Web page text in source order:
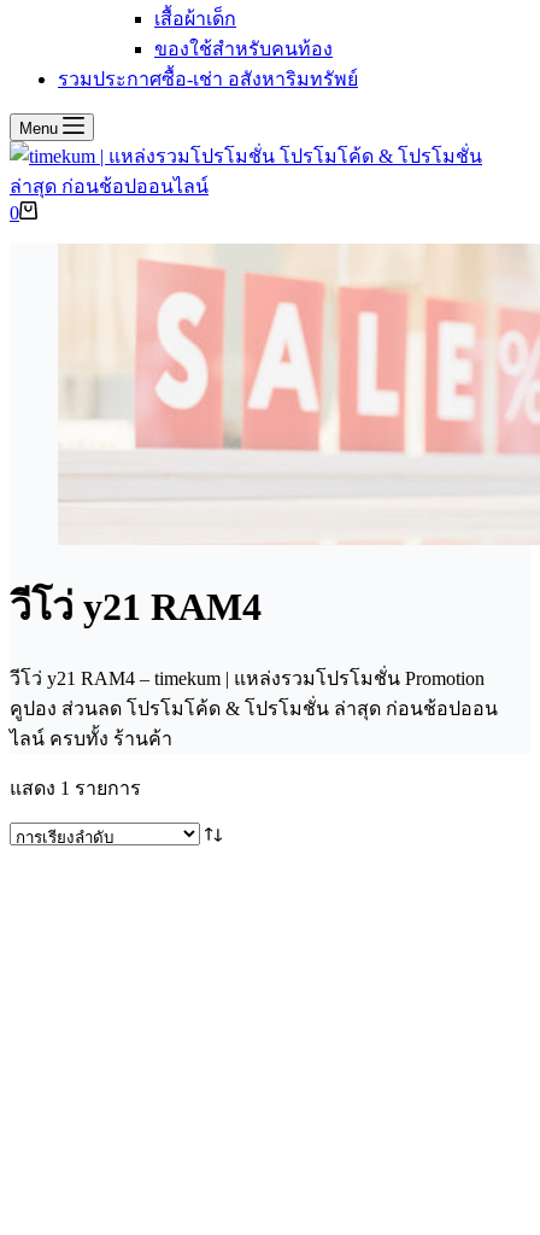
เสื้อผ้าเด็ก
ของใช้สำหรับคนท้อง
รวมประกาศซื้อ-เช่า อสังหาริมทรัพย์
Menu
Shopping
0
วีโว่ y21 RAM4
วีโว่ y21 RAM4 – timekum | แหล่งรวมโปรโมชั่น Promotion
คูปอง ส่วนลด โปรโมโค้ด & โปรโมชั่น ล่าสุด ก่อนช้อปออน
ไลน์ ครบทั้ง ร้านค้า
แสดง 1 รายการ